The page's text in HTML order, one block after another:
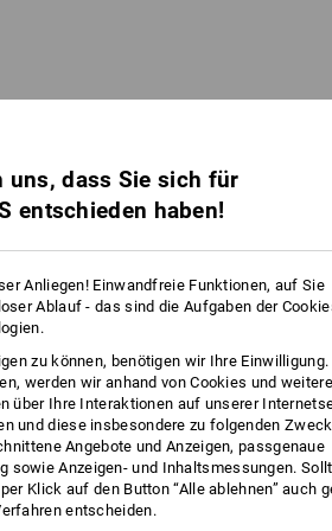
OPTIMALEM
uns, dass Sie sich für
entschieden haben!
Anliegen! Einwandfreie Funktionen, auf Sie
Ablauf - das sind die Aufgaben der
zu können, benötigen wir Ihre Einwilligung.
werden wir anhand von Cookies und
über Ihre Interaktionen auf unserer
und diese insbesondere zu folgenden
Angebote und Anzeigen, passgenaue
sowie Anzeigen- und Inhaltsmessungen.
Klick auf den Button “Alle ablehnen” auch
entscheiden.